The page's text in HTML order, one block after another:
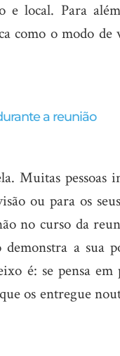
e local. Para
como o modo
a reunião
Muitas pessoas
ou para os
no curso da
a sua
é: se pensa
os entregue